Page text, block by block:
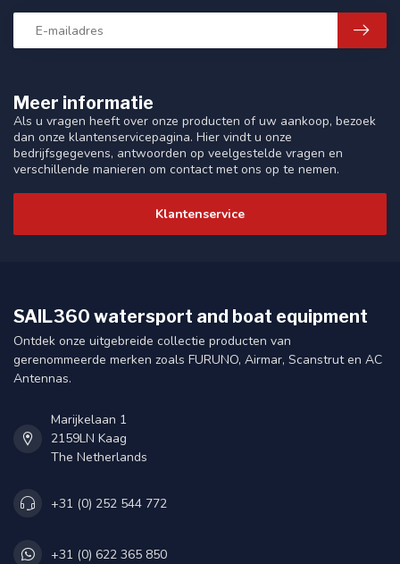
Meer informatie
Als u vragen heeft over onze producten of uw aankoop, bezoek
dan onze klantenservicepagina. Hier vindt u onze
bedrijfsgegevens, antwoorden op veelgestelde vragen en
verschillende manieren om contact met ons op te nemen.
Klantenservice
SAIL360 watersport and boat equipment
Ontdek onze uitgebreide collectie producten van
gerenommeerde merken zoals FURUNO, Airmar, Scanstrut en AC
Antennas.
Marijkelaan 1
2159LN Kaag
The Netherlands
+31 (0) 252 544 772
+31 (0) 622 365 850